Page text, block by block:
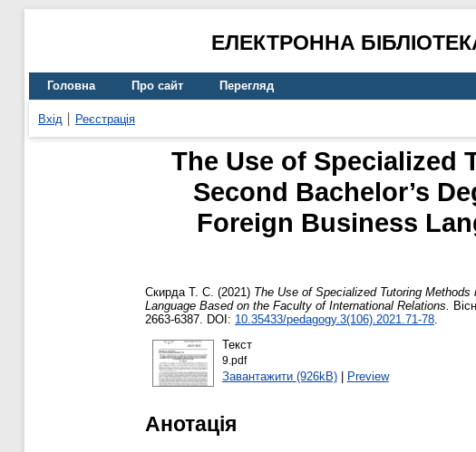
ЕЛЕКТРОННА
Головна Про сайт Перегляд
Вхід Реєстрація
The Use of
Second Bachelor’s
Foreign Business
Скирда Т. С. (2021) The Use of Specialized Tutoring
Language Based on the Faculty of International Relations.
2663-6387. DOI: 10.35433/pedagogy.3(106).2021.71-78.
Текст
9.pdf
Завантажити (926kB)| Preview
Анотація